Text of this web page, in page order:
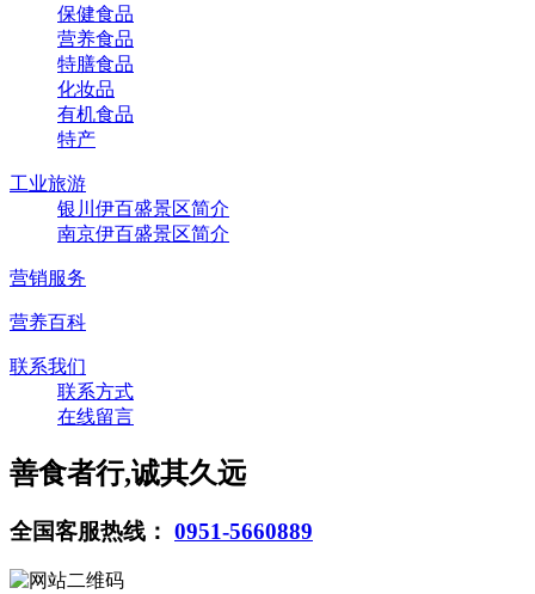
保健食品
营养食品
特膳食品
化妆品
有机食品
特产
工业旅游
银川伊百盛景区简介
南京伊百盛景区简介
营销服务
营养百科
联系我们
联系方式
在线留言
善食者行,诚其久远
全国客服热线： 0951-5660889